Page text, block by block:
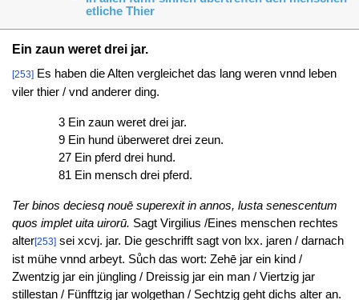
etliche Thier
Ein zaun weret drei jar.
[253]Es haben die Alten vergleichet das lang weren vnnd leben
viler thier / vnd anderer ding.
3 Ein zaun weret drei jar.
9 Ein hund überweret drei zeun.
27 Ein pferd drei hund.
81 Ein mensch drei pferd.
Ter binos deciesq nouē superexit in annos, lusta senescentum
quos implet uita uirorū. Sagt Virgilius /Eines menschen rechtes
alter[253]sei xcvj. jar. Die geschrifft sagt von lxx. jaren / darnach
ist mühe vnnd arbeyt. Sůch das wort: Zehē jar ein kind /
Zwentzig jar ein jüngling / Dreissig jar ein man / Viertzig jar
stillestan / Fünfftzig jar wolgethan / Sechtzig geht dichs alter an.